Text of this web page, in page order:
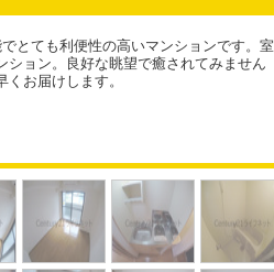
とても利便性の高いマンションです。室
ョン。良好な眺望で癒されてみません
お届けします。